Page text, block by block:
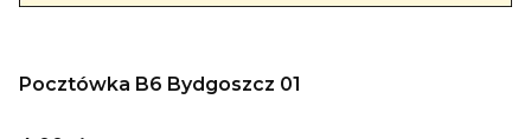
Pocztówka B6 Bydgoszcz 01